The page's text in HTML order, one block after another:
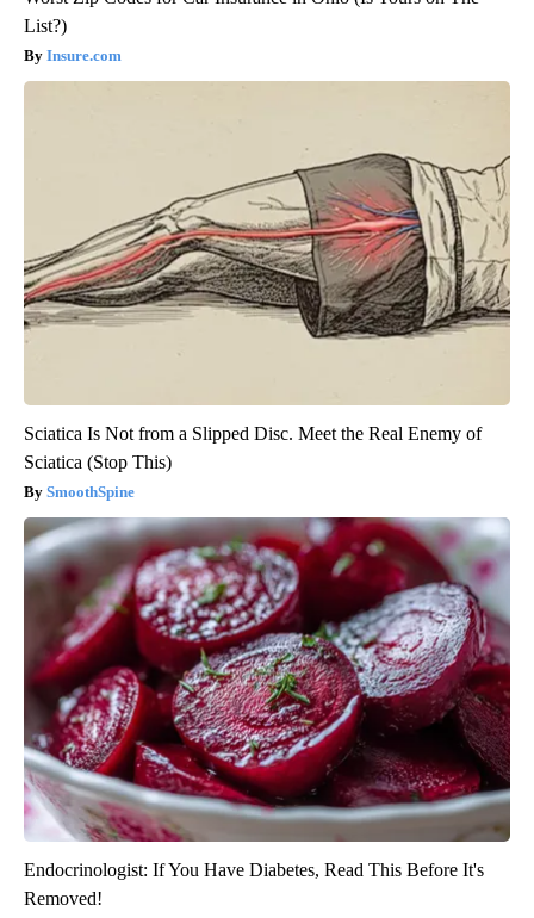
List?)
Insure.com
Sciatica Is Not from a Slipped Disc. Meet the Real Enemy of
Sciatica (Stop This)
SmoothSpine
Endocrinologist: If You Have Diabetes, Read This Before It's
Removed!